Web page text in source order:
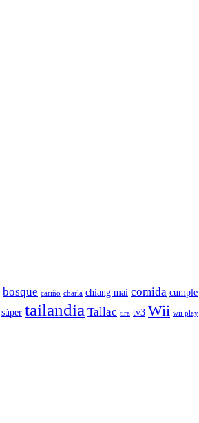
bosque cariño charla chiang mai comida cumple
súper tailandia Tallac tira tv3 Wii wii play